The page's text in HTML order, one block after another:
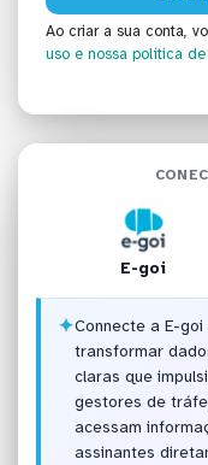
Ao criar a sua conta,
uso e nossa política
E-goi
✦Connecte a E-
transformar
claras que
gestores de
acessam
assinantes